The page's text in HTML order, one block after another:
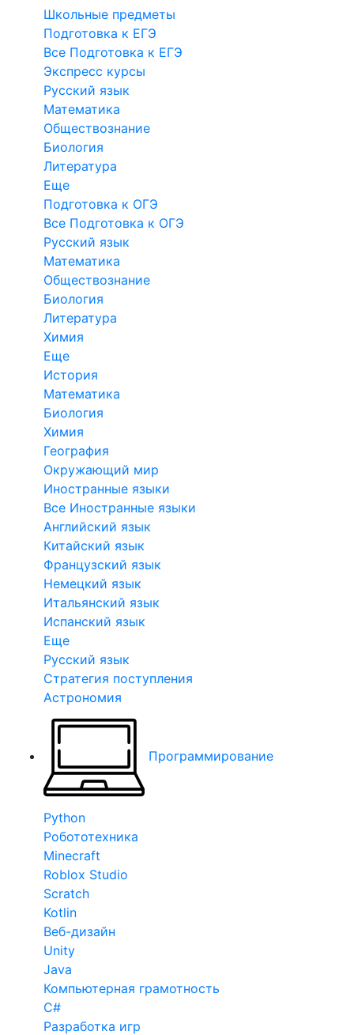
Школьные предметы
Подготовка к ЕГЭ
Все Подготовка к ЕГЭ
Экспресс курсы
Русский язык
Математика
Обществознание
Биология
Литература
Еще
Подготовка к ОГЭ
Все Подготовка к ОГЭ
Русский язык
Математика
Обществознание
Биология
Литература
Химия
Еще
История
Математика
Биология
Химия
География
Окружающий мир
Иностранные языки
Все Иностранные языки
Английский язык
Китайский язык
Французский язык
Немецкий язык
Итальянский язык
Испанский язык
Еще
Русский язык
Стратегия поступления
Астрономия
Программирование
Python
Робототехника
Minecraft
Roblox Studio
Scratch
Kotlin
Веб-дизайн
Unity
Java
Компьютерная грамотность
C#
Разработка игр